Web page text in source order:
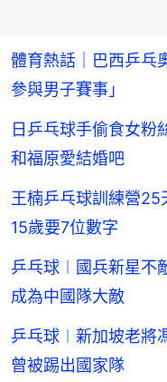
體育熱話｜巴西乒
參與男子賽事」
日乒乓球手偷食女
和福原愛結婚吧
王楠乒乓球訓練營
15歲要7位數字
乒乓球︱國兵新星
成為中國隊大敵
乒乓球︱新加坡老將
曾被踢出國家隊